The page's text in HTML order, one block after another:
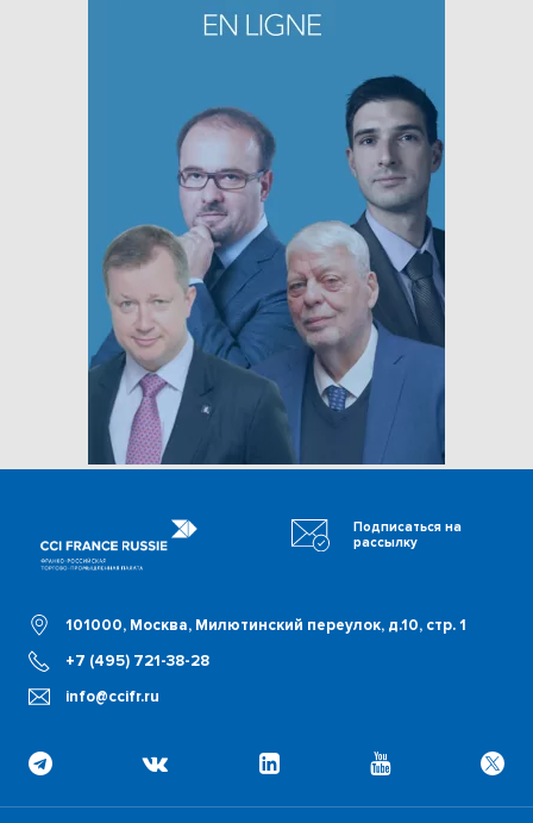
101000, Москва, Милютинский переулок, д.10, стр. 1
+7 (495) 721-38-28
info@ccifr.ru
Подписаться на
рассылку